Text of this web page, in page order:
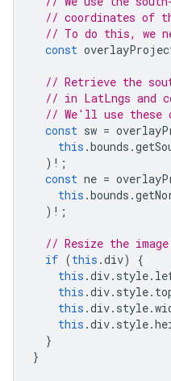
// coordinates of
// To do this, we
const
// Retrieve the
// in LatLngs and
// We'll use these
const sw =
this .bounds .
) ! ;
const ne =
this .bounds .
) ! ;
// Resize the
if (this .div)
{
this .div. style.
this .div. style.
this .div. style.
this .div. style.
}
}